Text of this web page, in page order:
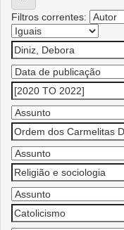
Filtros correntes: